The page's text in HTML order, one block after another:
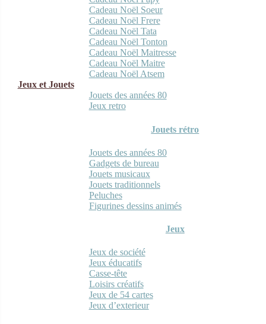
Cadeau Noël Soeur
Cadeau Noël Frere
Cadeau Noël Tata
Cadeau Noël Tonton
Cadeau Noël Maitresse
Cadeau Noël Maitre
Cadeau Noël Atsem
Jeux et Jouets
Jouets des années 80
Jeux retro
Jouets rétro
Jouets des années 80
Gadgets de bureau
Jouets musicaux
Jouets traditionnels
Peluches
Figurines dessins animés
Jeux
Jeux de société
Jeux éducatifs
Casse-tête
Loisirs créatifs
Jeux de 54 cartes
Jeux d’exterieur